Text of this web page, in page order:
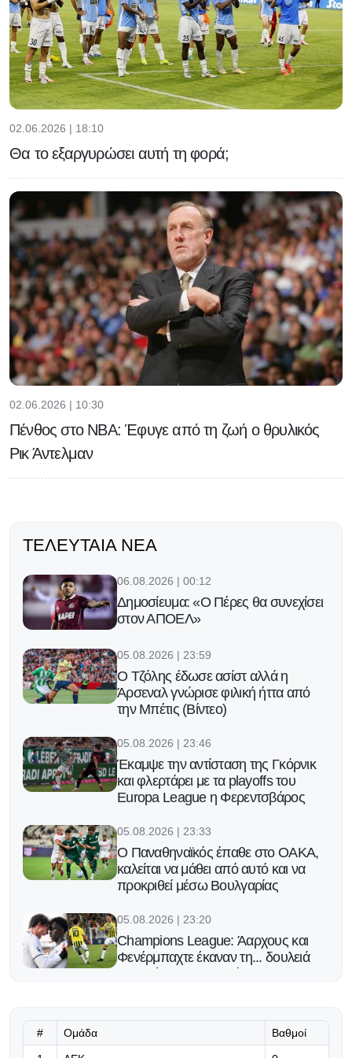
02.06.2026 | 18:10
Θα το εξαργυρώσει αυτή τη φορά;
02.06.2026 | 10:30
Πένθος στο NBA: Έφυγε από τη ζωή ο θρυλικός
Ρικ Άντελμαν
ΤΕΛΕΥΤΑΊΑ ΝΈΑ
06.08.2026 | 00:12
Δημοσίευμα: «Ο Πέρες θα συνεχίσει
στον ΑΠΟΕΛ»
05.08.2026 | 23:59
Ο Τζόλης έδωσε ασίστ αλλά η
Άρσεναλ γνώρισε φιλική ήττα από
την Μπέτις (Βίντεο)
05.08.2026 | 23:46
Έκαμψε την αντίσταση της Γκόρνικ
και φλερτάρει με τα playoffs του
Europa League η Φερεντσβάρος
05.08.2026 | 23:33
Ο Παναθηναϊκός έπαθε στο ΟΑΚΑ,
καλείται να μάθει από αυτό και να
προκριθεί μέσω Βουλγαρίας
05.08.2026 | 23:20
Champions League: Άαρχους και
Φενέρμπαχτε έκαναν τη... δουλειά
Πειστική εικόνα, πολύτιμο
# Ομάδα Βαθμοί